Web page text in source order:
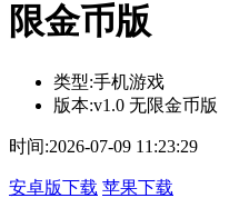
限金币版
类型:手机游戏
版本:v1.0 无限金币版
时间:2026-07-09 11:23:29
安卓版下载 苹果下载